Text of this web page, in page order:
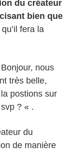
du créateur
bien que
fera la
nous
très belle,
postions sur
? « .
du
de manière